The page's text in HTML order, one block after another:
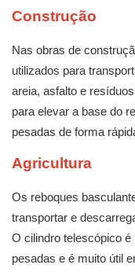
Construção
Nas obras de
utilizados para
areia, asfalto e
para elevar a base do
pesadas de forma
Agricultura
Os reboques
transportar e
O cilindro telescópico
pesadas e é muito útil